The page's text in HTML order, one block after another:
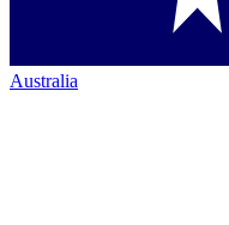
Australia